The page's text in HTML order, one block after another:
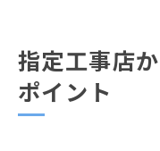
指定工事店
ポイント